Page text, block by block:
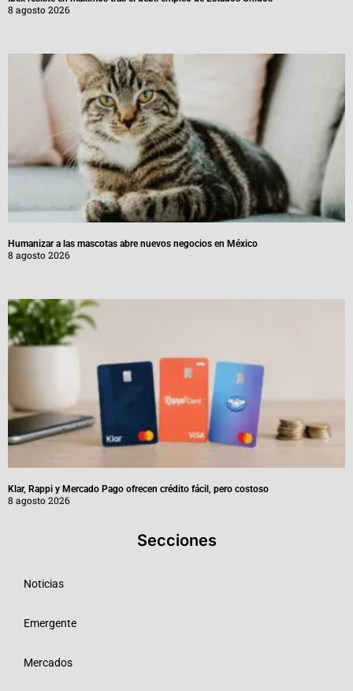
8 agosto 2026
Humanizar a las mascotas abre nuevos negocios en México
8 agosto 2026
Klar, Rappi y Mercado Pago ofrecen crédito fácil, pero costoso
8 agosto 2026
Secciones
Noticias
Emergente
Mercados